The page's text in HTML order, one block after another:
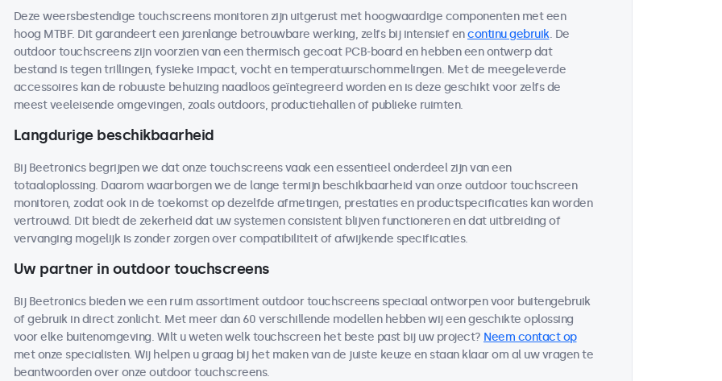
Deze weersbestendige touchscreens monitoren zijn uitgerust met hoogwaardige componenten met een
hoog MTBF. Dit garandeert een jarenlange betrouwbare werking, zelfs bij intensief encontinu gebruik. De
outdoor touchscreens zijn voorzien van een thermisch gecoat PCB-board en hebben een ontwerp dat
bestand is tegen trillingen, fysieke impact, vocht en temperatuurschommelingen. Met de meegeleverde
accessoires kan de robuuste behuizing naadloos geïntegreerd worden en is deze geschikt voor zelfs de
meest veeleisende omgevingen, zoals outdoors, productiehallen of publieke ruimten.
Langdurige beschikbaarheid
Bij Beetronics begrijpen we dat onze touchscreens vaak een essentieel onderdeel zijn van een
totaaloplossing. Daarom waarborgen we de lange termijn beschikbaarheid van onze outdoor touchscreen
monitoren, zodat ook in de toekomst op dezelfde afmetingen, prestaties en productspecificaties kan worden
vertrouwd. Dit biedt de zekerheid dat uw systemen consistent blijven functioneren en dat uitbreiding of
vervanging mogelijk is zonder zorgen over compatibiliteit of afwijkende specificaties.
Uw partner in outdoor touchscreens
Bij Beetronics bieden we een ruim assortiment outdoor touchscreens speciaal ontworpen voor buitengebruik
of gebruik in direct zonlicht. Met meer dan 60 verschillende modellen hebben wij een geschikte oplossing
voor elke buitenomgeving. Wilt u weten welk touchscreen het beste past bij uw project? Neem contact op
met onze specialisten. Wij helpen u graag bij het maken van de juiste keuze en staan klaar om al uw vragen te
beantwoorden over onze outdoor touchscreens.